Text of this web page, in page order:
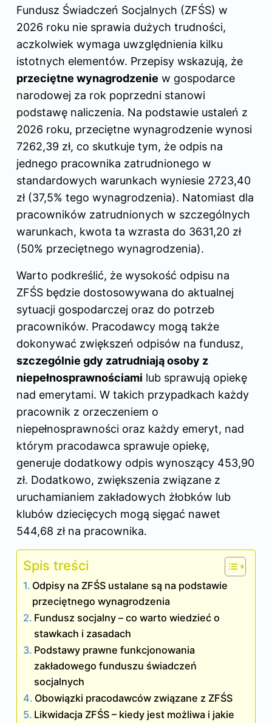
Fundusz Świadczeń Socjalnych (ZFŚS) w
2026 roku nie sprawia dużych trudności,
aczkolwiek wymaga uwzględnienia kilku
istotnych elementów. Przepisy wskazują, że
przeciętne wynagrodzenie w gospodarce
narodowej za rok poprzedni stanowi
podstawę naliczenia. Na podstawie ustaleń z
2026 roku, przeciętne wynagrodzenie wynosi
7262,39 zł, co skutkuje tym, że odpis na
jednego pracownika zatrudnionego w
standardowych warunkach wyniesie 2723,40
zł (37,5% tego wynagrodzenia). Natomiast dla
pracowników zatrudnionych w szczególnych
warunkach, kwota ta wzrasta do 3631,20 zł
(50% przeciętnego wynagrodzenia).
Warto podkreślić, że wysokość odpisu na
ZFŚS będzie dostosowywana do aktualnej
sytuacji gospodarczej oraz do potrzeb
pracowników. Pracodawcy mogą także
dokonywać zwiększeń odpisów na fundusz,
szczególnie gdy zatrudniają osoby z
niepełnosprawnościami lub sprawują opiekę
nad emerytami. W takich przypadkach każdy
pracownik z orzeczeniem o
niepełnosprawności oraz każdy emeryt, nad
którym pracodawca sprawuje opiekę,
generuje dodatkowy odpis wynoszący 453,90
zł. Dodatkowo, zwiększenia związane z
uruchamianiem zakładowych żłobków lub
klubów dziecięcych mogą sięgać nawet
544,68 zł na pracownika.
Spis treści
Odpisy na ZFŚS ustalane są na podstawie
przeciętnego wynagrodzenia
Fundusz socjalny – co warto wiedzieć o
stawkach i zasadach
Podstawy prawne funkcjonowania
zakładowego funduszu świadczeń
socjalnych
Obowiązki pracodawców związane z ZFŚS
Likwidacja ZFŚS – kiedy jest możliwa i jakie